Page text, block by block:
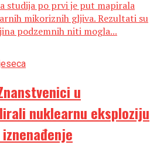
studija po prvi je put mapirala
mikoriznih gljiva. Rezultati su
podzemnih niti mogla...
u
nuklearnu eksploziju